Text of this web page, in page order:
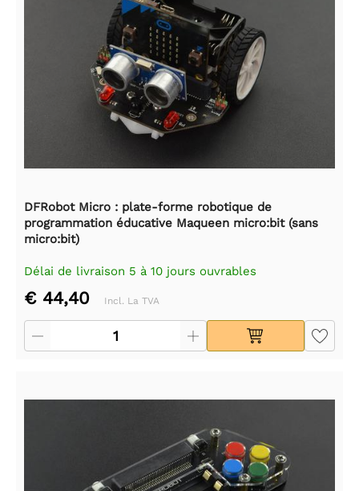
DFRobot Micro : plate-forme robotique de
programmation éducative Maqueen micro:bit (sans
micro:bit)
Délai de livraison 5 à 10 jours ouvrables
€ 44,40 Incl. La TVA